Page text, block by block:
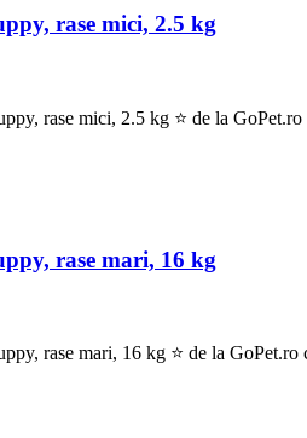
rase mici, 2.5 kg
rase mici, 2.5 kg ⭐ de la
rase mari, 16 kg
rase mari, 16 kg ⭐ de la